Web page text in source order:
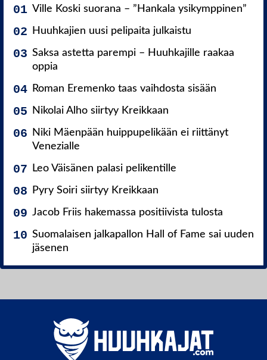
Ville Koski suorana – ”Hankala ysikymppinen”
Huuhkajien uusi pelipaita julkaistu
Saksa astetta parempi – Huuhkajille raakaa
oppia
Roman Eremenko taas vaihdosta sisään
Nikolai Alho siirtyy Kreikkaan
Niki Mäenpään huippupelikään ei riittänyt
Venezialle
Leo Väisänen palasi pelikentille
Pyry Soiri siirtyy Kreikkaan
Jacob Friis hakemassa positiivista tulosta
Suomalaisen jalkapallon Hall of Fame sai uuden
jäsenen